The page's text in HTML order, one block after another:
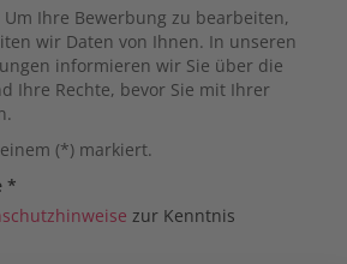
Um Ihre Bewerbung zu bearbeiten,
wir Daten von Ihnen. In unseren
informieren wir Sie über die
Ihre Rechte, bevor Sie mit Ihrer
(*) markiert.
*
zur Kenntnis